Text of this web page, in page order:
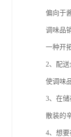
偏向于
调味品
一种开
2、配
使调味
3、在
散装的
4、想